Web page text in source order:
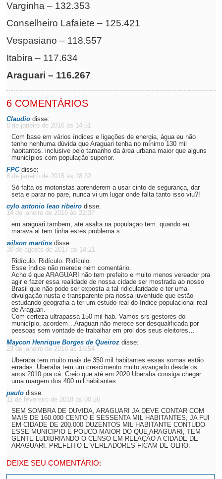
Varginha – 132.353
Conselheiro Lafaiete – 125.421
Vespasiano – 118.557
Itabira – 117.634
Araguari – 116.267
6 COMENTÁRIOS
Claudio disse:
8 de janeiro de 2016 às 14:51
Com base em vários índices e ligações de energia, água eu não
tenho nenhuma dúvida que Araguari tenha no mínimo 130 mil
habitantes. inclusive pelo tamanho da área urbana maior que alguns
municípios com população superior.
FPC disse:
8 de janeiro de 2016 às 18:32
Só falta os motoristas aprenderem a usar cinto de segurança, dar
seta e parar no pare, nunca vi um lugar onde falta tanto isso viu?!
cylo antonio leao ribeiro disse:
14 de janeiro de 2016 às 22:37
em araguari tambem, ate asalta na populaçao tem. quando eu
marava ai tem tinha estes problema s
wilson martins disse:
30 de agosto de 2017 às 14:21
Ridículo. Ridículo. Ridículo.
Esse índice não merece nem comentário.
Acho é que ARAGUARI não tem prefeito e muito menos vereador pra
agir e fazer essa realidade de nossa cidade ser mostrada ao nosso
Brasil que não pode ser exposta a tal ridicularidade e ter uma
divulgação nusta e transparente pra nossa juventude que estão
estudando geografia a ter um estudo real do índice populacional real
de Araguari.
Com certeza ultrapassa 150 mil hab. Vamos srs gestores do
município, acordem…Araguari não merece ser desqualificada por
pessoas sem vontade de trabalhar em prol dos seus eleitores…
Maycon Henrique Borges de Queiroz disse:
23 de janeiro de 2018 às 18:54
Uberaba tem muito mais de 350 mil habitantes essas somas estão
erradas. Uberaba tem um crescimento muito avançado desde os
anos 2010 pra cá. Creio que até em 2020 Uberaba consiga chegar
uma margem dos 400 mil habitantes.
paulo disse:
11 de fevereiro de 2018 às 00:26
SEM SOMBRA DE DUVIDA, ARAGUARI JA DEVE CONTAR COM
MAIS DE 160.000 CENTO E SESSENTA MIL HABITANTES, JA FUI
EM CIDADE DE 200.000 DUZENTOS MIL HABITANTE CONTUDO
ESSE MUNICIPIO É POUCO MAIOR DO QUE ARAGUARI, TEM
GENTE LUDIBRIANDO O CENSO EM RELAÇÃO A CIDADE DE
ARAGUARI. PREFEITO E VEREADORES FICAM DE OLHO.
DEIXE SEU COMENTÁRIO: